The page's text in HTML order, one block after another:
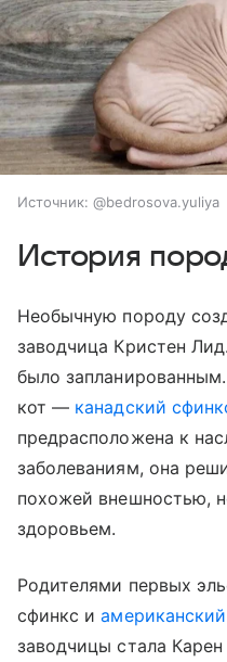
Источник: @bedrosova.yuliya
История
Необычную породу
заводчица Кристен
было
кот — канадский
предрасположена к
заболеваниям, она
похожей внешностью,
здоровьем.
Родителями первых
сфинкс и
заводчицы стала